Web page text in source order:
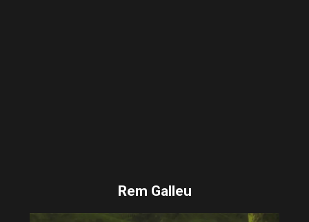
Rem Galleu